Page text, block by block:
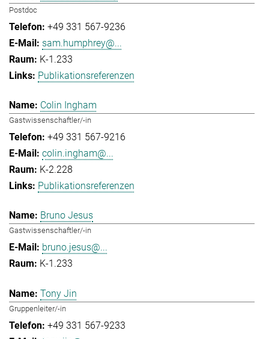
Postdoc
+49 331 567-9236
sam.humphrey@...
K-1.233
Publikationsreferenzen
Colin Ingham
Gastwissenschaftler/-in
+49 331 567-9216
colin.ingham@...
K-2.228
Publikationsreferenzen
Bruno Jesus
Gastwissenschaftler/-in
bruno.jesus@...
K-1.233
Tony Jin
Gruppenleiter/-in
+49 331 567-9233